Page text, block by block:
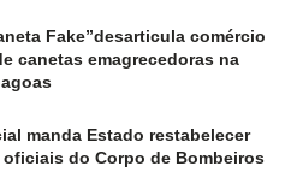
Fake”desarticula comércio
canetas emagrecedoras na
manda Estado restabelecer
oficiais do Corpo de Bombeiros